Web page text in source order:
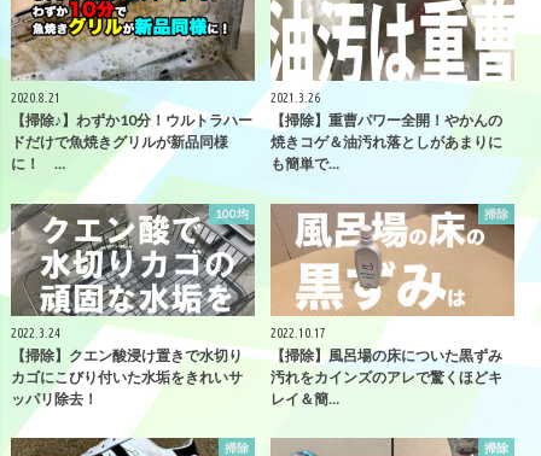
2020.8.21
【掃除♪】わずか10分！ウルトラハー
ドだけで魚焼きグリルが新品同様
に！ …
2021.3.26
【掃除】重曹パワー全開！やかんの
焼きコゲ＆油汚れ落としがあまりに
も簡単で…
100均
2022.3.24
【掃除】クエン酸浸け置きで水切り
カゴにこびり付いた水垢をきれいサ
ッパリ除去！
掃除
2022.10.17
【掃除】風呂場の床についた黒ずみ
汚れをカインズのアレで驚くほどキ
レイ＆簡…
掃除 掃除